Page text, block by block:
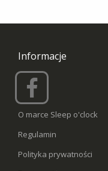
Informacje
O marce Sleep o'clock
Regulamin
Polityka prywatności